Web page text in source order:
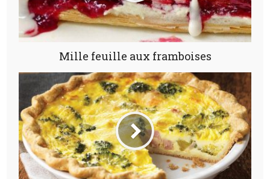
Mille feuille aux framboises